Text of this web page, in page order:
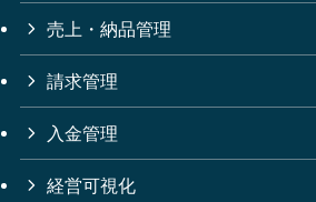
売上・納品管理
請求管理
入金管理
経営可視化